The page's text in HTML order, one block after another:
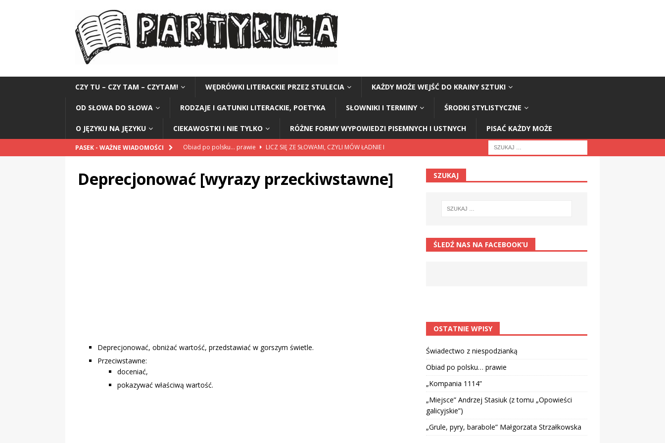
CZY TU – CZY TAM – CZYTAM! WĘDRÓWKI LITERACKIE PRZEZ STULECIA KAŻDY MOŻE WEJŚĆ DO KRAINY SZTUKI
OD SŁOWA DO SŁOWA RODZAJE I GATUNKI LITERACKIE, POETYKA SŁOWNIKI I TERMINY ŚRODKI STYLISTYCZNE
O JĘZYKU NA JĘZYKU CIEKAWOSTKI I NIE TYLKO RÓŻNE FORMY WYPOWIEDZI PISEMNYCH I USTNYCH PISAĆ KAŻDY MOŻE
PASEK - WAŻNE WIADOMOŚCI Obiad po polsku… prawie
LICZ SIĘ ZE SŁOWAMI, CZYLI MÓW ŁADNIE I
„Kompania 1114”
CZY TU - CZY TAM - CZYTAM!
Deprecjonować [wyrazy przeckiwstawne]
Deprecjonować, obniżać wartość, przedstawiać w gorszym świetle.
Przeciwstawne:
doceniać,
pokazywać właściwą wartość.
SZUKAJ
ŚLEDŹ NAS NA FACEBOOK’U
OSTATNIE WPISY
Świadectwo z niespodzianką
Obiad po polsku… prawie
„Kompania 1114”
„Miejsce” Andrzej Stasiuk (z tomu „Opowieści
galicyjskie”)
„Grule, pyry, barabole” Małgorzata Strzałkowska